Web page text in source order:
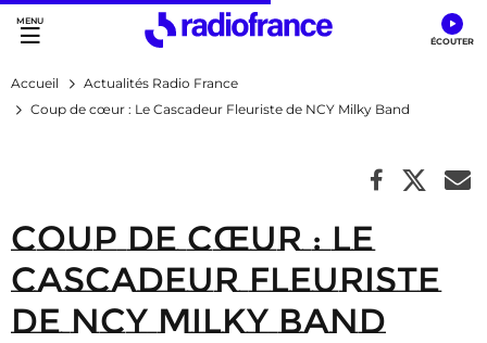
Accès direct :
Menu principal
Contenu
Accueil
Actualités Radio France
Coup de cœur : Le Cascadeur Fleuriste de NCY Milky Band
Coup de cœur : Le
Cascadeur Fleuriste
de NCY Milky Band